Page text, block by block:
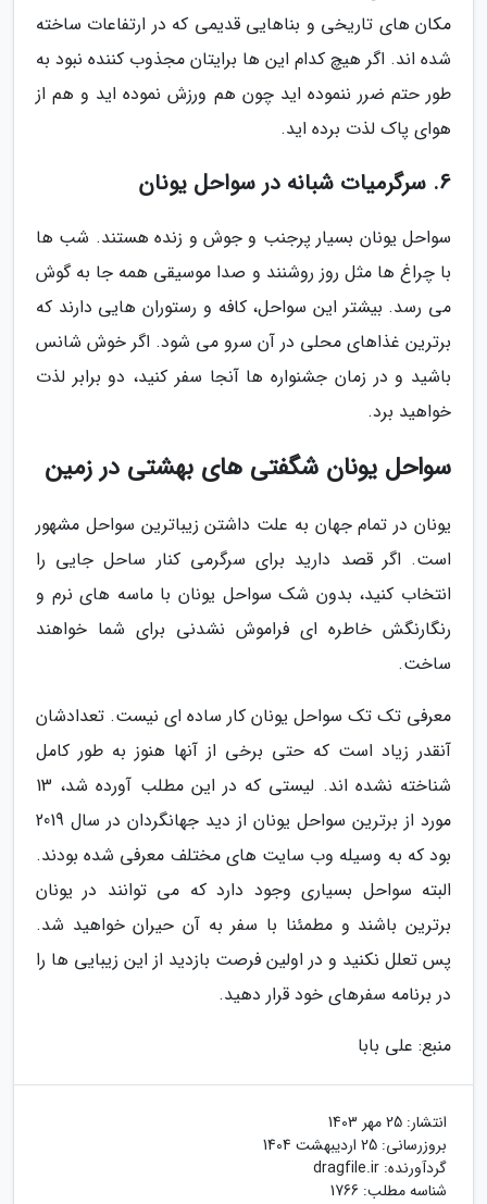
مکان های تاریخی و بناهایی قدیمی که در ارتفاعات ساخته
شده اند. اگر هیچ کدام این ها برایتان مجذوب کننده نبود به
طور حتم ضرر ننموده اید چون هم ورزش نموده اید و هم از
هوای پاک لذت برده اید.
6. سرگرمیات شبانه در سواحل یونان
سواحل یونان بسیار پرجنب و جوش و زنده هستند. شب ها
با چراغ ها مثل روز روشنند و صدا موسیقی همه جا به گوش
می رسد. بیشتر این سواحل، کافه و رستوران هایی دارند که
برترین غذاهای محلی در آن سرو می شود. اگر خوش شانس
باشید و در زمان جشنواره ها آنجا سفر کنید، دو برابر لذت
خواهید برد.
سواحل یونان شگفتی های بهشتی در زمین
یونان در تمام جهان به علت داشتن زیباترین سواحل مشهور
است. اگر قصد دارید برای سرگرمی کنار ساحل جایی را
انتخاب کنید، بدون شک سواحل یونان با ماسه های نرم و
رنگارنگش خاطره ای فراموش نشدنی برای شما خواهند
ساخت.
معرفی تک تک سواحل یونان کار ساده ای نیست. تعدادشان
آنقدر زیاد است که حتی برخی از آنها هنوز به طور کامل
شناخته نشده اند. لیستی که در این مطلب آورده شد، 13
مورد از برترین سواحل یونان از دید جهانگردان در سال 2019
بود که به وسیله وب سایت های مختلف معرفی شده بودند.
البته سواحل بسیاری وجود دارد که می توانند در یونان
برترین باشند و مطمئنا با سفر به آن حیران خواهید شد.
پس تعلل نکنید و در اولین فرصت بازدید از این زیبایی ها را
در برنامه سفرهای خود قرار دهید.
منبع: علی بابا
انتشار: 25 مهر 1403
بروزرسانی: 25 اردیبهشت 1404
گردآورنده: dragfile.ir
شناسه مطلب: 1766